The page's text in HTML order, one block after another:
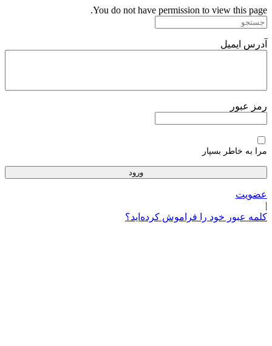
پرش
به
You do not have permission to view this page.
آدرس ایمیل
رمز عبور
مرا به خاطر بسپار
عضویت
|
کلمه عبور خود را فراموش کرده‌اید؟